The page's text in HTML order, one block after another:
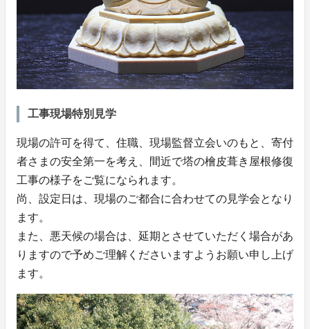
工事現場特別見学
現場の許可を得て、住職、現場監督立会いのもと、寄付
者さまの安全第一を考え、間近で塔の檜皮葺き屋根修復
工事の様子をご覧になられます。
尚、設定日は、現場のご都合に合わせての見学会となり
ます。
また、悪天候の場合は、延期とさせていただく場合があ
りますので予めご理解くださいますようお願い申し上げ
ます。